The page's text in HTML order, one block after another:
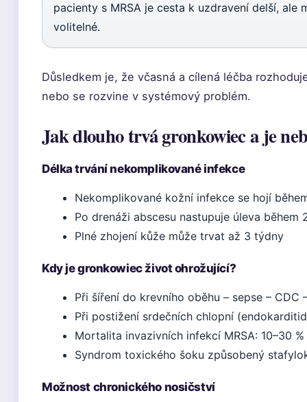
pacienty s MRSA je cesta k uzdravení delší,
volitelné.
Důsledkem je, že včasná a cílená léčba
nebo se rozvine v systémový problém.
Jak dlouho trvá gronkowiec a je
Délka trvání nekomplikované infekce
Nekomplikované kožní infekce se hojí
Po drenáži abscesu nastupuje úleva během
Plné zhojení kůže může trvat až 3 týdny
Kdy je gronkowiec život ohrožující?
Při šíření do krevního oběhu – sepse – CDC
Při postižení srdečních chlopní
Mortalita invazivních infekcí MRSA: 10–30
Syndrom toxického šoku způsobený
Možnost chronického nosičství